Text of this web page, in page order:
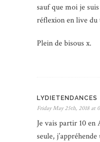
sauf que moi je
réflexion en live
Plein de bisous x.
LYDIETENDANCES
Friday May 25th, 2018 at
Je vais partir 10 en
seule,